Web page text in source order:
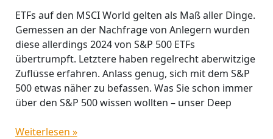
ETFs auf den MSCI World gelten als Maß aller Dinge.
Gemessen an der Nachfrage von Anlegern wurden
diese allerdings 2024 von S&P 500 ETFs
übertrumpft. Letztere haben regelrecht aberwitzige
Zuflüsse erfahren. Anlass genug, sich mit dem S&P
500 etwas näher zu befassen. Was Sie schon immer
über den S&P 500 wissen wollten – unser Deep
Weiterlesen »